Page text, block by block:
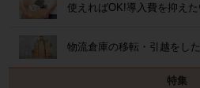
使えればOK!導入費を抑えた
物流倉庫の移転・引越をし
特集